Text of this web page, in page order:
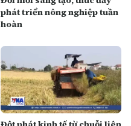
phát triển nông nghiệp tuần
hoàn